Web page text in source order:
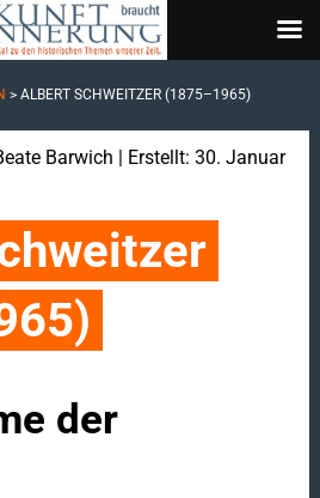
> ALBERT SCHWEITZER (1875–1965)
Barwich | Erstellt: 30. Januar
der